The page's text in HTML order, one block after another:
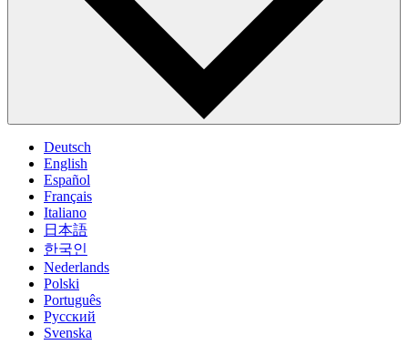
Deutsch
English
Español
Français
Italiano
日本語
한국인
Nederlands
Polski
Português
Pусский
Svenska